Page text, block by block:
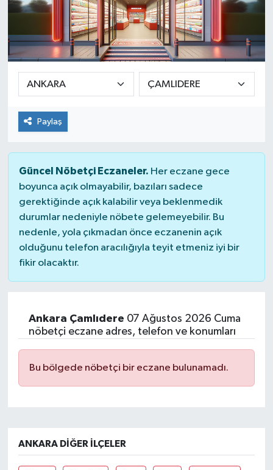
Paylaş
Güncel Nöbetçi Eczaneler. Her eczane gece
boyunca açık olmayabilir, bazıları sadece
gerektiğinde açık kalabilir veya beklenmedik
durumlar nedeniyle nöbete gelemeyebilir. Bu
nedenle, yola çıkmadan önce eczanenin açık
olduğunu telefon aracılığıyla teyit etmeniz iyi bir
fikir olacaktır.
Ankara Çamlıdere 07 Ağustos 2026 Cuma
nöbetçi eczane adres, telefon ve konumları
Bu bölgede nöbetçi bir eczane bulunamadı.
ANKARA DIĞER İLÇELER